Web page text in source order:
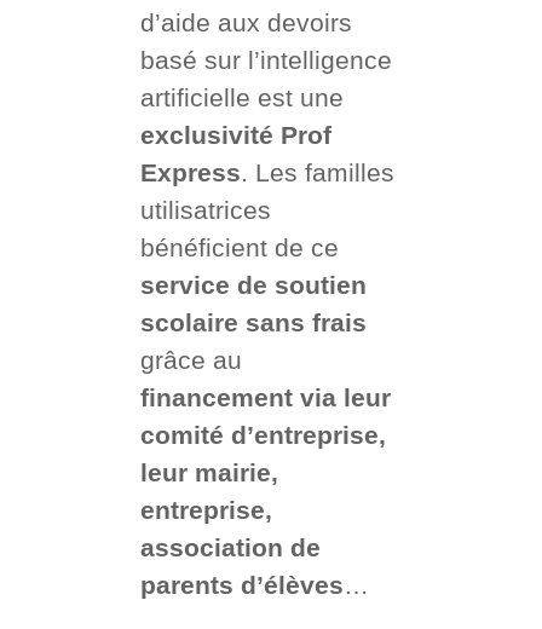
d’aide aux devoirs
basé sur l’intelligence
artificielle est une
exclusivité Prof
Express. Les familles
utilisatrices
bénéficient de ce
service de soutien
scolaire sans frais
grâce au
financement via leur
comité d’entreprise,
leur mairie,
entreprise,
association de
parents d’élèves…